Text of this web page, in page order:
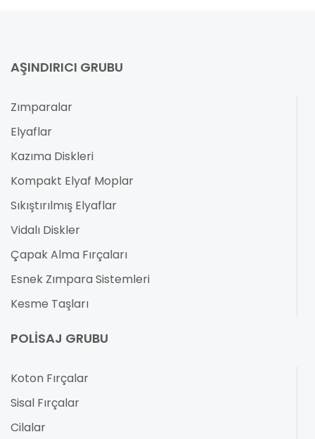
AŞINDIRICI GRUBU
Zımparalar
Elyaflar
Kazıma Diskleri
Kompakt Elyaf Moplar
Sıkıştırılmış Elyaflar
Vidalı Diskler
Çapak Alma Fırçaları
Esnek Zımpara Sistemleri
Kesme Taşları
POLISAJ GRUBU
Koton Fırçalar
Sisal Fırçalar
Cilalar